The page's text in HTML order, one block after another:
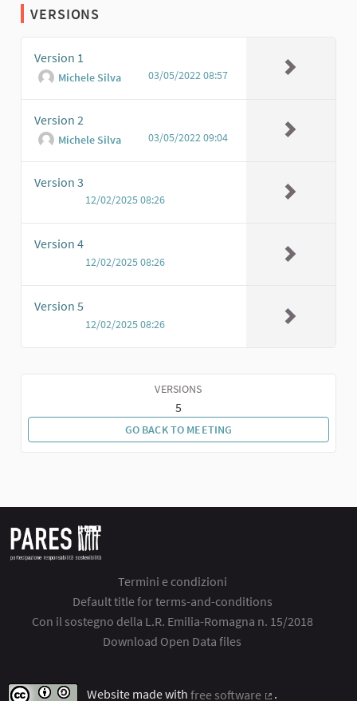
VERSIONS
Version 1
Michele Silva 03/05/2022 08:57
Version 2
Michele Silva 03/05/2022 09:04
Version 3
12/02/2025 08:26
Version 4
12/02/2025 08:26
Version 5
12/02/2025 08:26
VERSIONS
5
GO BACK TO MEETING
Termini e condizioni
Default title for terms-and-conditions
Con il sostegno della L.R. Emilia-Romagna n. 15/2018
Download Open Data files
Website made with free software
.